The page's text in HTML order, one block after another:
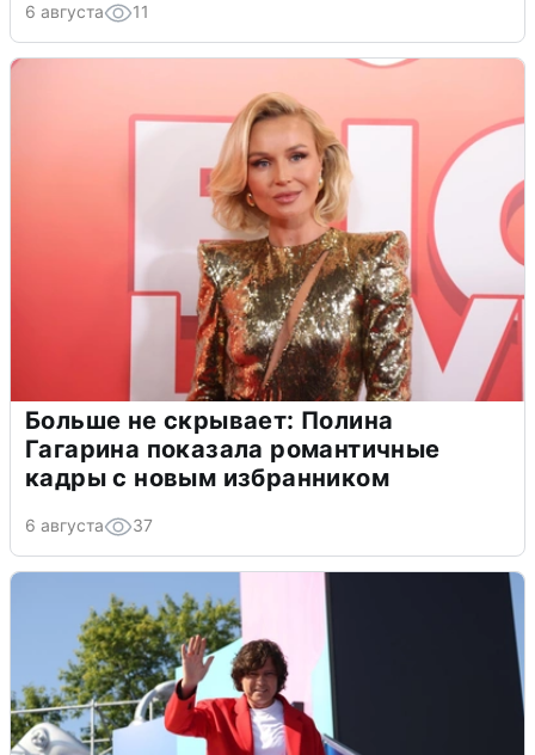
6 августа 11
Больше не скрывает: Полина
Гагарина показала романтичные
кадры с новым избранником
6 августа 37